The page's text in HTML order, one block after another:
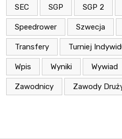
SEC SGP SGP 2
Speedrower Szwecja
Transfery Turniej
Wpis Wyniki Wywiad
Zawodnicy Zawody